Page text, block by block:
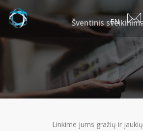
EN
Šventinis
Linkime jums gražių ir